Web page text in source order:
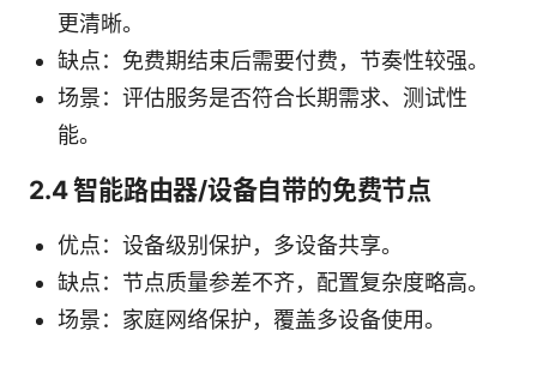
更清晰。
缺点：免费期结束后需要付费，节奏性较强。
场景：评估服务是否符合长期需求、测试性
能。
2.4 智能路由器/设备自带的免费节点
优点：设备级别保护，多设备共享。
缺点：节点质量参差不齐，配置复杂度略高。
场景：家庭网络保护，覆盖多设备使用。